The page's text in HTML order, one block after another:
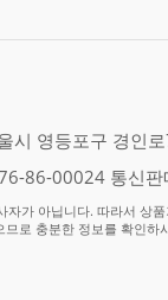
시 영등포구 경인
86-00024 통신
가 아닙니다. 따라서 상
로 충분한 정보를 확인